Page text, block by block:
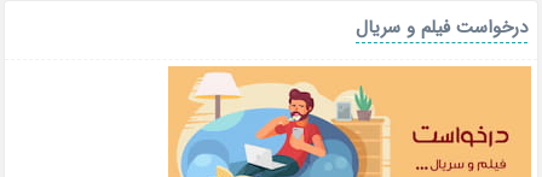
درخواست فیلم و سریال